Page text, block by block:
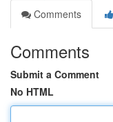
Comments
Comments
Submit a Comment
No HTML